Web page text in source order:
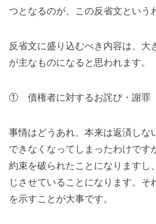
つとなるのが、この反省文という
反省文に盛り込むべき内容は、大
が主なものになると思われます。
① 債権者に対するお詫び・謝罪
事情はどうあれ、本来は返済しな
できなくなってしまったわけです
約束を破られたことになりますし
じさせていることになります。そ
を示すことが大事です。